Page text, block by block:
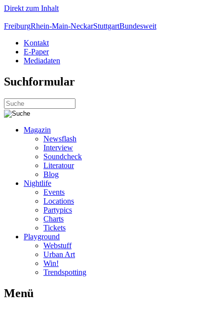
Direkt zum Inhalt
FreiburgRhein-Main-NeckarStuttgartBundesweit
Kontakt
E-Paper
Mediadaten
Suchformular
Magazin
Newsflash
Interview
Soundcheck
Literatour
Blog
Nightlife
Events
Locations
Partypics
Charts
Tickets
Playground
Webstuff
Urban Art
Win!
Trendspotting
Menü